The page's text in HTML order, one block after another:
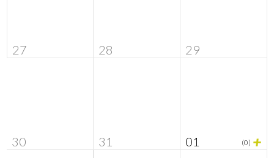
27 28 29
30 31 01 (0) +